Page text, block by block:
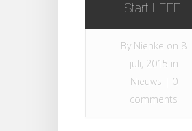
Start LEFF!
By Nienke on 8
juli, 2015 in
Nieuws | 0
comments